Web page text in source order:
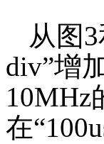
从图
div”增
10MHz
在